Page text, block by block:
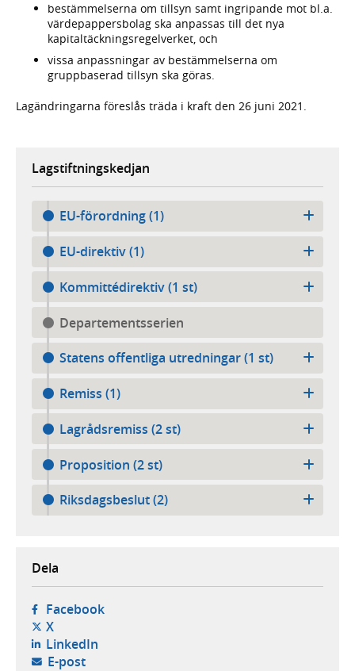
bestämmelserna om tillsyn samt ingripande mot bl.a.
värdepappersbolag ska anpassas till det nya
kapitaltäckningsregelverket, och
vissa anpassningar av bestämmelserna om
gruppbaserad tillsyn ska göras.
Lagändringarna föreslås träda i kraft den 26 juni 2021.
Lagstiftningskedjan
EU-förordning (1)
EU-direktiv (1)
Kommittédirektiv (1 st)
Departementsserien
Statens offentliga utredningar (1 st)
Remiss (1)
Lagrådsremiss (2 st)
Proposition (2 st)
Riksdagsbeslut (2)
Dela
Facebook- öppnas i ny flik, extern webbplats,
X- öppnas i ny flik, extern webbplats,
LinkedIn- öppnas i ny flik, extern webbplats,
E-post- öppnar din e-postklient,